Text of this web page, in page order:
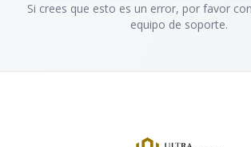
Si crees que esto es un error, por favor
equipo de soporte.